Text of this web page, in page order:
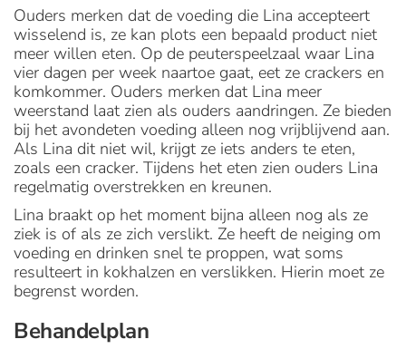
Ouders merken dat de voeding die Lina accepteert
wisselend is, ze kan plots een bepaald product niet
meer willen eten. Op de peuterspeelzaal waar Lina
vier dagen per week naartoe gaat, eet ze crackers en
komkommer. Ouders merken dat Lina meer
weerstand laat zien als ouders aandringen. Ze bieden
bij het avondeten voeding alleen nog vrijblijvend aan.
Als Lina dit niet wil, krijgt ze iets anders te eten,
zoals een cracker. Tijdens het eten zien ouders Lina
regelmatig overstrekken en kreunen.
Lina braakt op het moment bijna alleen nog als ze
ziek is of als ze zich verslikt. Ze heeft de neiging om
voeding en drinken snel te proppen, wat soms
resulteert in kokhalzen en verslikken. Hierin moet ze
begrenst worden.
Behandelplan